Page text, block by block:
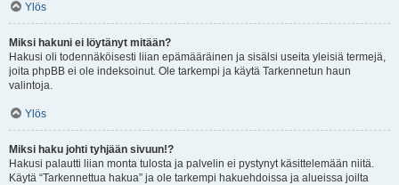
Ylös
Miksi hakuni ei löytänyt mitään?
Hakusi oli todennäköisesti liian epämääräinen ja sisälsi useita yleisiä termejä,
joita phpBB ei ole indeksoinut. Ole tarkempi ja käytä Tarkennetun haun
valintoja.
Ylös
Miksi haku johti tyhjään sivuun!?
Hakusi palautti liian monta tulosta ja palvelin ei pystynyt käsittelemään niitä.
Käytä “Tarkennettua hakua” ja ole tarkempi hakuehdoissa ja alueissa joilta